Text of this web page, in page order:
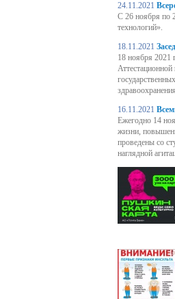
24.11.2021
С 26 ноября по
технологий».
18.11.2021
18 ноября 2021
16.11.2021
Ежегодно 14
жизни,
проведены со
наглядной